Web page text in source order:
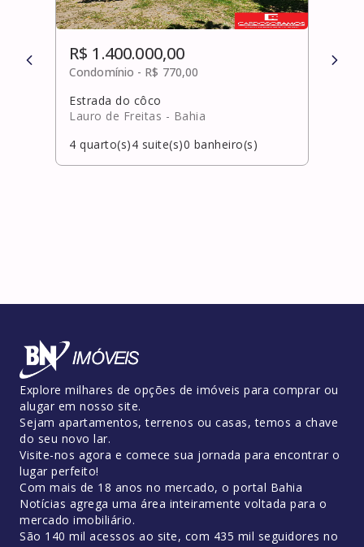
R$ 1.400.000,00
Condomínio - R$ 770,00
Estrada do côco
Lauro de Freitas - Bahia
4 quarto(s)4 suite(s)0 banheiro(s)
R$
Explore milhares de opções de imóveis para comprar ou
alugar em nosso site.
Sejam apartamentos, terrenos ou casas, temos a chave
do seu novo lar.
Visite-nos agora e comece sua jornada para encontrar o
lugar perfeito!
Com mais de 18 anos no mercado, o portal Bahia
Notícias agrega uma área inteiramente voltada para o
mercado imobiliário.
São 140 mil acessos ao site, com 435 mil seguidores no